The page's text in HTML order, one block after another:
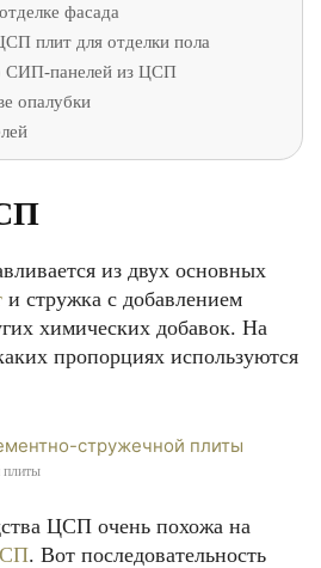
фасада
плит для отделки пола
СИП-панелей из ЦСП
опалубки
из двух основных
и стружка с добавлением
химических добавок. На
пропорциях используются
плиты
ЦСП очень похожа на
. Вот последовательность